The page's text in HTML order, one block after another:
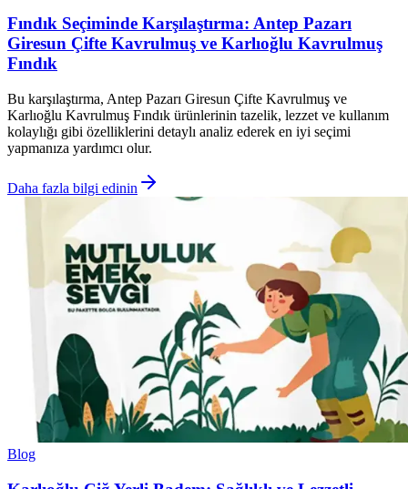
Fındık Seçiminde Karşılaştırma: Antep Pazarı
Giresun Çifte Kavrulmuş ve Karlıoğlu Kavrulmuş
Fındık
Bu karşılaştırma, Antep Pazarı Giresun Çifte Kavrulmuş ve
Karlıoğlu Kavrulmuş Fındık ürünlerinin tazelik, lezzet ve kullanım
kolaylığı gibi özelliklerini detaylı analiz ederek en iyi seçimi
yapmanıza yardımcı olur.
Daha fazla bilgi edinin
Blog